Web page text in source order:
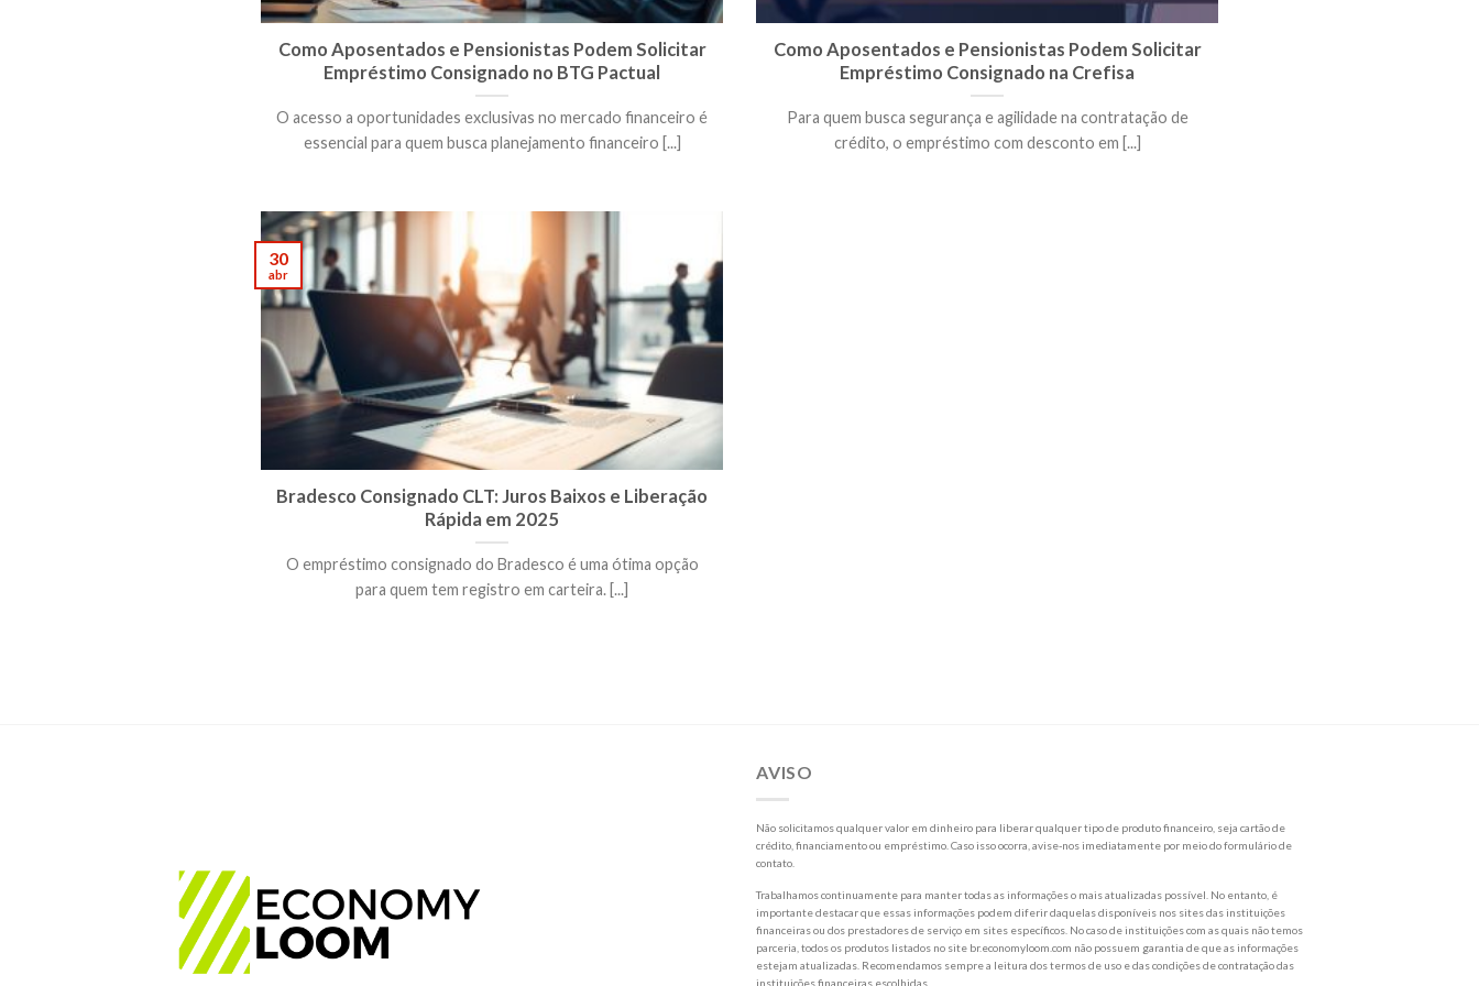
Como Aposentados e Pensionistas Podem Solicitar
Empréstimo Consignado no BTG Pactual
O acesso a oportunidades exclusivas no mercado financeiro é
essencial para quem busca planejamento financeiro [...]
Como Aposentados e Pensionistas Podem Solicitar
Empréstimo Consignado na Crefisa
Para quem busca segurança e agilidade na contratação de
crédito, o empréstimo com desconto em [...]
Bradesco Consignado CLT: Juros Baixos e Liberação
Rápida em 2025
O empréstimo consignado do Bradesco é uma ótima opção
para quem tem registro em carteira. [...]
30
abr
AVISO
Não solicitamos qualquer valor em dinheiro para liberar qualquer tipo de produto financeiro, seja cartão de
crédito, financiamento ou empréstimo. Caso isso ocorra, avise-nos imediatamente por meio do formulário de
contato.
Trabalhamos continuamente para manter todas as informações o mais atualizadas possível. No entanto, é
importante destacar que essas informações podem diferir daquelas disponíveis nos sites das instituições
financeiras ou dos prestadores de serviço em sites específicos. No caso de instituições com as quais não temos
parceria, todos os produtos listados no site br.economyloom.com não possuem garantia de que as informações
estejam atualizadas. Recomendamos sempre a leitura dos termos de uso e das condições de contratação das
instituições financeiras escolhidas.